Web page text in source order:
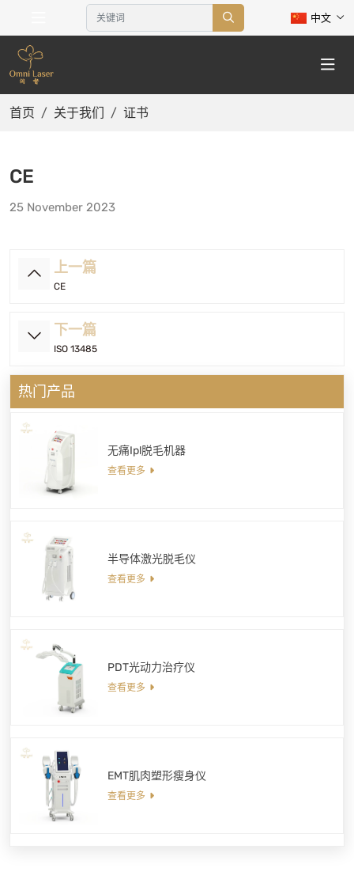
中文
首页 关于我们 证书
CE
25 November 2023
上一篇
CE
下一篇
ISO 13485
热门产品
无痛Ipl脱毛机器
查看更多
半导体激光脱毛仪
查看更多
PDT光动力治疗仪
查看更多
EMT肌肉塑形瘦身仪
查看更多